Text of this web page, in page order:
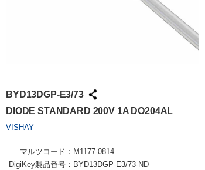
BYD13DGP-E3/73
DIODE STANDARD 200V 1A DO204AL
VISHAY
マルツコード： M1177-0814
DigiKey製品番号： BYD13DGP-E3/73-ND